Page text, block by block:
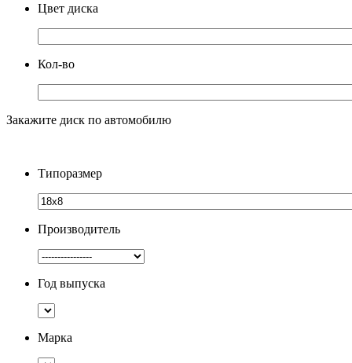
Цвет диска
Кол-во
Закажите диск по автомобилю
Типоразмер
Производитель
Год выпуска
Марка